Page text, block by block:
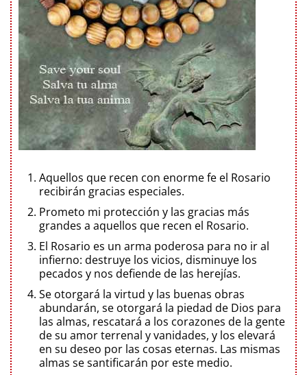
Aquellos que recen con enorme fe el Rosario
recibirán gracias especiales.
Prometo mi protección y las gracias más
grandes a aquellos que recen el Rosario.
El Rosario es un arma poderosa para no ir al
infierno: destruye los vicios, disminuye los
pecados y nos defiende de las herejías.
Se otorgará la virtud y las buenas obras
abundarán, se otorgará la piedad de Dios para
las almas, rescatará a los corazones de la gente
de su amor terrenal y vanidades, y los elevará
en su deseo por las cosas eternas. Las mismas
almas se santificarán por este medio.